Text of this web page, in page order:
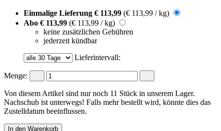
Einmalige Lieferung € 113,99 (€ 113,99 / kg)
Abo € 113,99 (€ 113,99 / kg)
keine zusätzlichen Gebühren
jederzeit kündbar
Lieferintervall:
Menge:
Von diesem Artikel sind nur noch 11 Stück in unserem Lager.
Nachschub ist unterwegs! Falls mehr bestellt wird, könnte dies das
Zustelldatum beeinflussen.
In den Warenkorb